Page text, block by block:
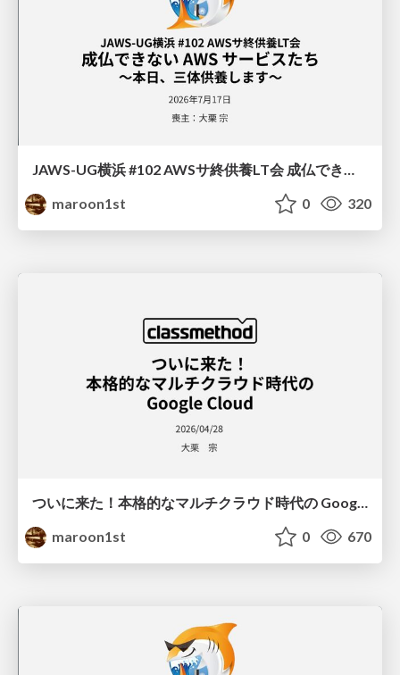
JAWS-UG横浜 #102 AWSサ終供養LT会 成仏できない AWS サービスたち 〜本日、三体供養します〜
maroon1st
0 320
maroon1st
0 670